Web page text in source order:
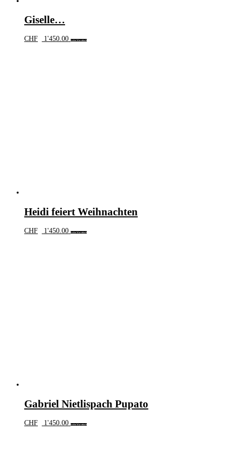
Giselle…
CHF 1'450.00 In den Warenkorb
Heidi feiert Weihnachten
CHF 1'450.00 In den Warenkorb
Gabriel Nietlispach Pupato
CHF 1'450.00 In den Warenkorb